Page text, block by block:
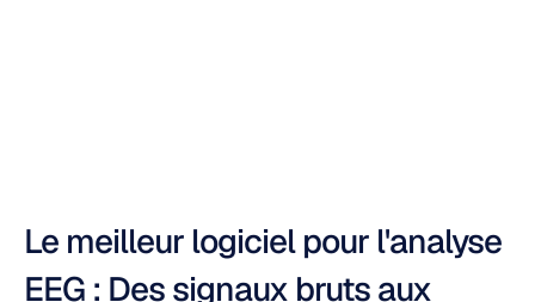
Le meilleur logiciel pour l'analyse
EEG : Des signaux bruts aux